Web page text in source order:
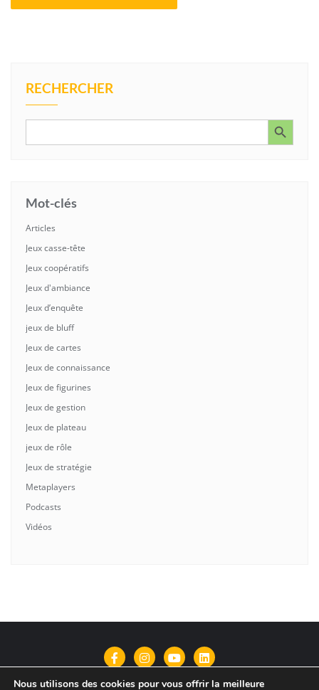
RECHERCHER
Search Search Button
Mot-clés
Articles
Jeux casse-tête
Jeux coopératifs
Jeux d'ambiance
Jeux d’enquête
jeux de bluff
Jeux de cartes
Jeux de connaissance
Jeux de figurines
Jeux de gestion
Jeux de plateau
jeux de rôle
Jeux de stratégie
Metaplayers
Podcasts
Vidéos
Nous utilisons des cookies pour vous offrir la meilleure